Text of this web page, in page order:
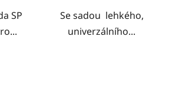
SP
Se sadou lehkého,
univerzálního...